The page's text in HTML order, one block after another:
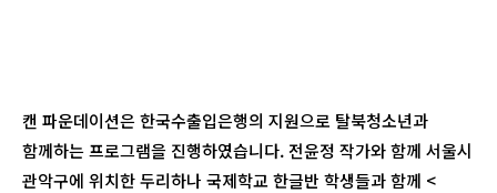
캔 파운데이션은 한국수출입은행의 지원으로 탈북청소년과
함께하는 프로그램을 진행하였습니다. 전윤정 작가와 함께 서울시
관악구에 위치한 두리하나 국제학교 한글반 학생들과 함께 <